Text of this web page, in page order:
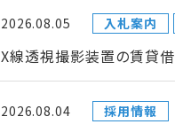
2026.08.05 入札案内
X線透視撮影装置の賃貸借
2026.08.04 採用情報